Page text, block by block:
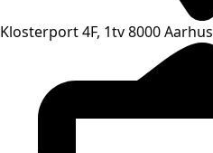
Klosterport 4F, 1tv 8000 Aarhus